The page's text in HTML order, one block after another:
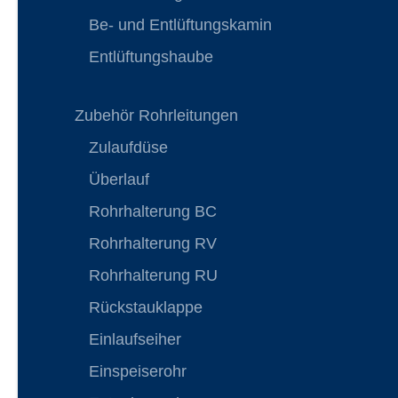
Be- und Entlüftungskamin
Entlüftungshaube
Zubehör Rohrleitungen
Zulaufdüse
Überlauf
Rohrhalterung BC
Rohrhalterung RV
Rohrhalterung RU
Rückstauklappe
Einlaufseiher
Einspeiserohr